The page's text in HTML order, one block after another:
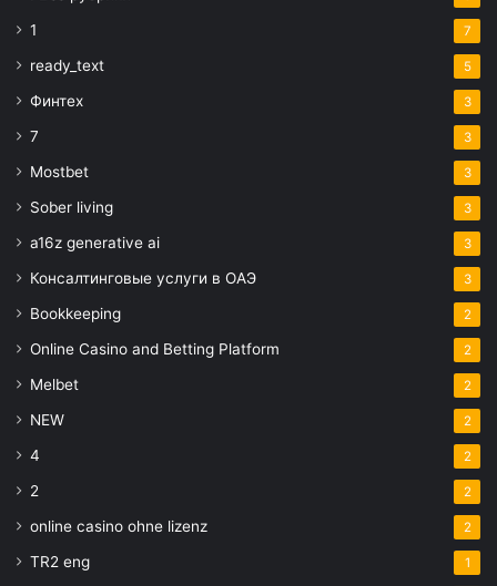
1 7
ready_text 5
Финтех 3
7 3
Mostbet 3
Sober living 3
a16z generative ai 3
Консалтинговые услуги в ОАЭ 3
Bookkeeping 2
Online Casino and Betting Platform 2
Melbet 2
NEW 2
4 2
2 2
online casino ohne lizenz 2
TR2 eng 1